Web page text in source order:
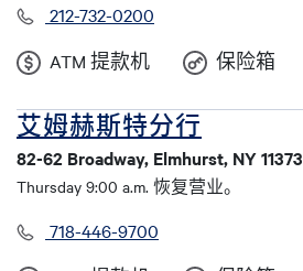
212-732-0200
ATM 提款机
保险箱
艾姆赫斯特分行
82-62 Broadway, Elmhurst, NY 11373
Thursday 9:00 a.m. 恢复营业。
718-446-9700